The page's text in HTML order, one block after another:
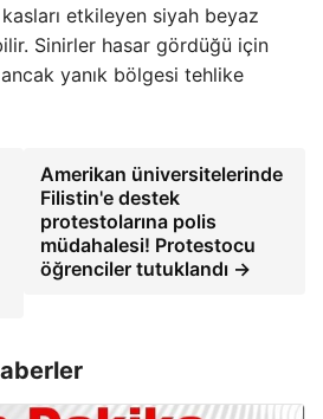
etkileyen siyah beyaz
Sinirler hasar gördüğü için
yanık bölgesi tehlike
Amerikan üniversitelerinde
Filistin'e destek
protestolarına polis
müdahalesi! Protestocu
öğrenciler tutuklandı →